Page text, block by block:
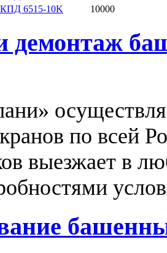
6515-10K
10000
по всей
выезжает в